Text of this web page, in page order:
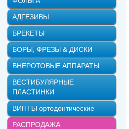
АДГЕЗИВЫ
БРЕКЕТЫ
БОРЫ, ФРЕЗЫ & ДИСКИ
ВНЕРОТОВЫЕ АППАРАТЫ
ВЕСТИБУЛЯРНЫЕ
ПЛАСТИНКИ
ВИНТЫ ортодонтические
РАСПРОДАЖА